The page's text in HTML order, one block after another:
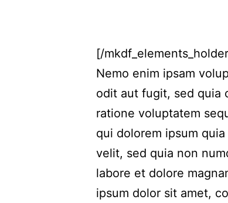
[/
Nemo enim ipsam
odit aut fugit, sed quia
ratione voluptatem
qui dolorem ipsum
velit, sed quia non
labore et dolore
ipsum dolor sit amet,